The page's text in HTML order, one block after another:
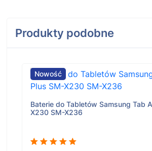
Produkty podobne
Nowość
Baterie do Tabletów Samsung Tab
X230 SM-X236